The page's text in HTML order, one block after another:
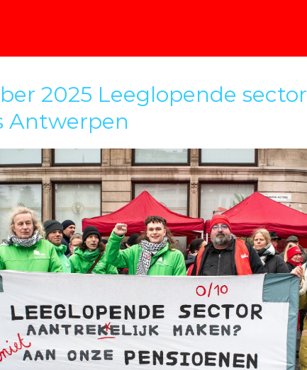
2025 Leeglopende sector
Antwerpen